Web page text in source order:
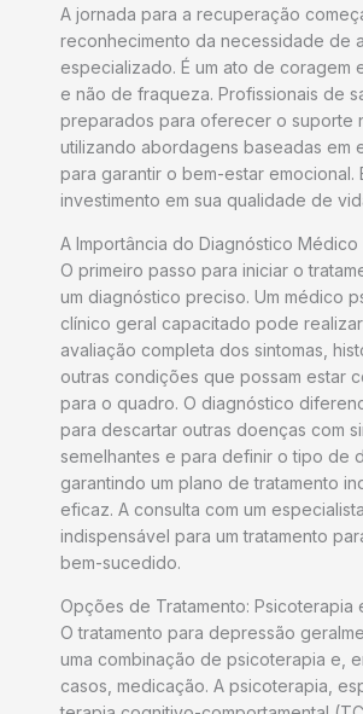
A jornada para a recuperação
reconhecimento da necessidade de
especializado. É um ato de coragem
e não de fraqueza. Profissionais de
preparados para oferecer o suporte
utilizando abordagens baseadas em
para garantir o bem-estar emocional.
investimento em sua qualidade de
A Importância do Diagnóstico Médico
O primeiro passo para iniciar o
um diagnóstico preciso. Um médico
clínico geral capacitado pode realizar
avaliação completa dos sintomas,
outras condições que possam estar
para o quadro. O diagnóstico
para descartar outras doenças com
semelhantes e para definir o tipo de
garantindo um plano de tratamento
eficaz. A consulta com um
indispensável para um tratamento
bem-sucedido.
Opções de Tratamento: Psicoterapia
O tratamento para depressão
uma combinação de psicoterapia e,
casos, medicação. A psicoterapia,